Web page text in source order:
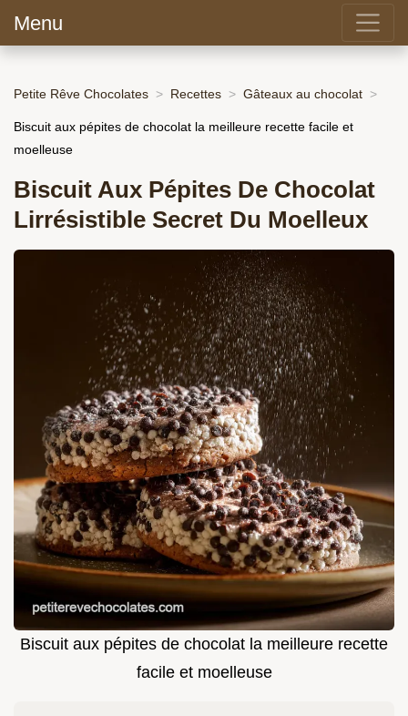
Menu
Petite Rêve Chocolates Recettes Gâteaux au chocolat
Biscuit aux pépites de chocolat la meilleure recette facile et
moelleuse
Biscuit Aux Pépites De Chocolat
Lirrésistible Secret Du Moelleux
Biscuit aux pépites de chocolat la meilleure recette
facile et moelleuse